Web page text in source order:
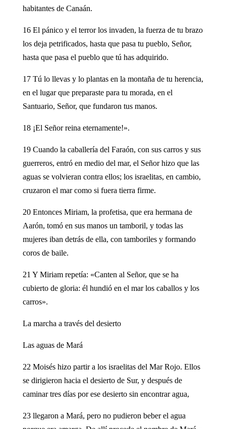
habitantes de Canaán.
16 El pánico y el terror los invaden, la fuerza de tu brazo
los deja petrificados, hasta que pasa tu pueblo, Señor,
hasta que pasa el pueblo que tú has adquirido.
17 Tú lo llevas y lo plantas en la montaña de tu herencia,
en el lugar que preparaste para tu morada, en el
Santuario, Señor, que fundaron tus manos.
18 ¡El Señor reina eternamente!».
19 Cuando la caballería del Faraón, con sus carros y sus
guerreros, entró en medio del mar, el Señor hizo que las
aguas se volvieran contra ellos; los israelitas, en cambio,
cruzaron el mar como si fuera tierra firme.
20 Entonces Miriam, la profetisa, que era hermana de
Aarón, tomó en sus manos un tamboril, y todas las
mujeres iban detrás de ella, con tamboriles y formando
coros de baile.
21 Y Miriam repetía: «Canten al Señor, que se ha
cubierto de gloria: él hundió en el mar los caballos y los
carros».
La marcha a través del desierto
Las aguas de Mará
22 Moisés hizo partir a los israelitas del Mar Rojo. Ellos
se dirigieron hacia el desierto de Sur, y después de
caminar tres días por ese desierto sin encontrar agua,
23 llegaron a Mará, pero no pudieron beber el agua